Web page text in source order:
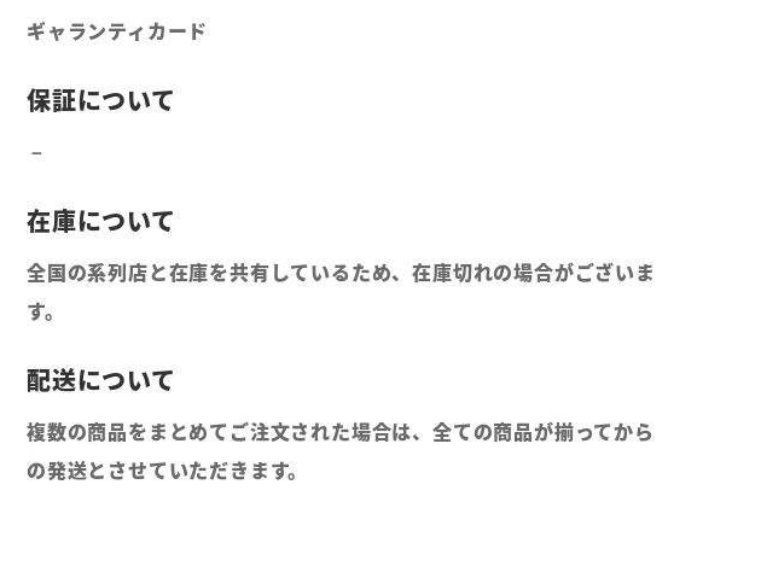
ギャランティカード
全国の系列店と在庫を共有しているため、在庫切れの場合がございま
す。
複数の商品をまとめてご注文された場合は、全ての商品が揃ってから
の発送とさせていただきます。